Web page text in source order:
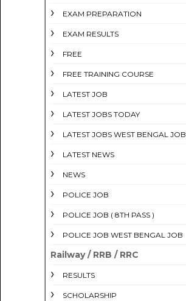
EXAM PREPARATION
EXAM RESULTS
FREE
FREE TRAINING COURSE
LATEST JOB
LATEST JOBS TODAY
LATEST JOBS WEST BENGAL JOB
LATEST NEWS
NEWS
POLICE JOB
POLICE JOB ( 8TH PASS )
POLICE JOB WEST BENGAL JOB
Railway / RRB / RRC
RESULTS
SCHOLARSHIP